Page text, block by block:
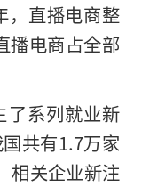
，直播电商整
播电商占全部
了系列就业新
共有1.7万家
相关企业新注